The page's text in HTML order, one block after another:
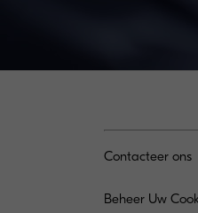
Contacteer ons
Beheer Uw